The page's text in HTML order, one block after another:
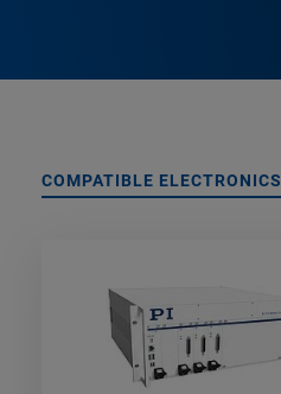
COMPATIBLE ELECTRONICS